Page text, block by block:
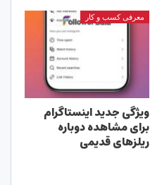
معرفی کسب و کار
ویژگی جدید اینستاگرام
برای مشاهده دوباره
ریلزهای قدیمی